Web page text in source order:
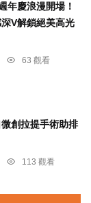
年慶浪漫開場！
V解鎖絕美高光
63 觀看
創拉提手術助排
113 觀看